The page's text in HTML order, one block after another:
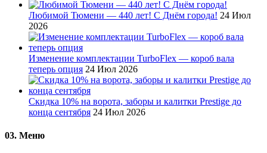
Любимой Тюмени — 440 лет! С Днём города! 24 Июл
2026
Изменение комплектации TurboFlex — короб вала
теперь опция 24 Июл 2026
Скидка 10% на ворота, заборы и калитки Prestige до
конца сентября 24 Июл 2026
03. Меню